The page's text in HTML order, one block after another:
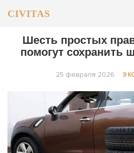
CIVITAS
ОБЩЕСТВО
Шесть простых
помогут сохранить
25 февраля 2026